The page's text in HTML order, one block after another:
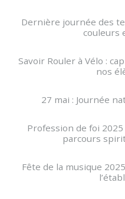
Dernière journée des
couleurs
Savoir Rouler à Vélo :
nos
27 mai : Journée
Profession de foi
parcours
Fête de la musique